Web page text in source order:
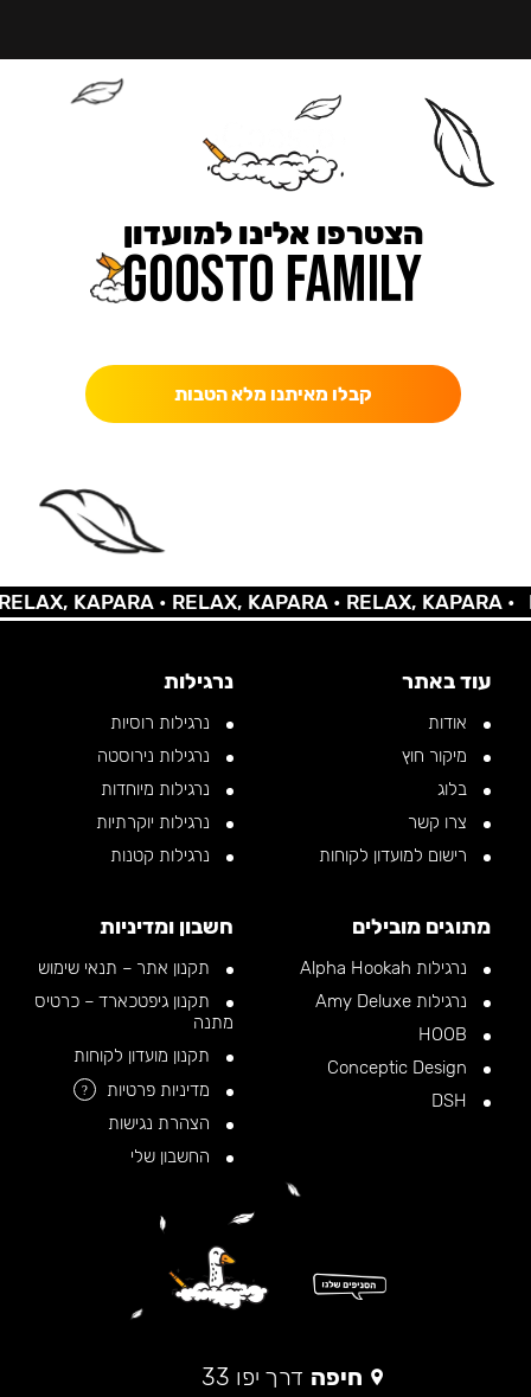
הצטרפו אלינו למועדון
קבלו מאיתנו מלא הטבות
KAPARA •RELAX, KAPARA •RELAX, KAPARA •
עוד באתר
אודות
מיקור חוץ
בלוג
צרו קשר
רישום למועדון לקוחות
נרגילות
נרגילות רוסיות
נרגילות נירוסטה
נרגילות מיוחדות
נרגילות יוקרתיות
נרגילות קטנות
מתוגים מובילים
נרגילות Alpha Hookah
נרגילות Amy Deluxe
חשבון ומדיניות
תקנון אתר – תנאי שימוש
תקנון גיפטכארד – כרטיס
מתנה
תקנון מועדון לקוחות
מדיניות פרטיות
?
הצהרת נגישות
החשבון שלי
חיפה דרך יפו 33